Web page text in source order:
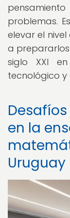
problemas.
elevar el
a
siglo XXI
tecnológico y
en la
Uruguay